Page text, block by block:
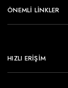
ÖNEMLI LINKLER
HIZLI ERİŞİM